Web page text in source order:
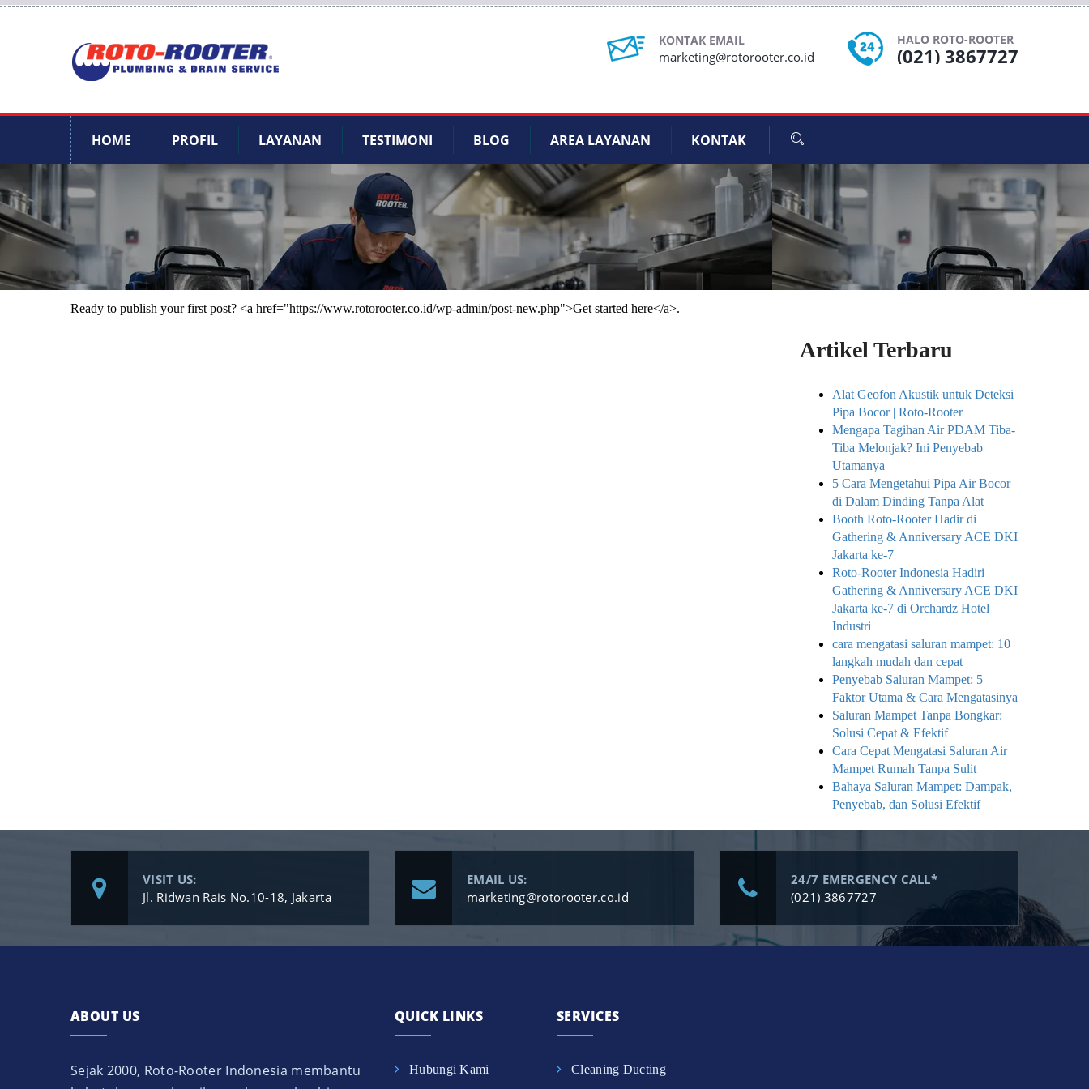
KONTAK EMAIL
marketing@rotorooter.co.id
HALO ROTO-ROOTER
(021) 3867727
HOME PROFIL LAYANAN TESTIMONI BLOG AREA LAYANAN KONTAK
Ready to publish your first post? <a href="https://www.rotorooter.co.id/wp-admin/post-new.php">Get started here</a>.
Artikel Terbaru
Alat Geofon Akustik untuk Deteksi
Pipa Bocor | Roto-Rooter
Mengapa Tagihan Air PDAM Tiba-
Tiba Melonjak? Ini Penyebab
Utamanya
5 Cara Mengetahui Pipa Air Bocor
di Dalam Dinding Tanpa Alat
Booth Roto-Rooter Hadir di
Gathering & Anniversary ACE DKI
Jakarta ke-7
Roto-Rooter Indonesia Hadiri
Gathering & Anniversary ACE DKI
Jakarta ke-7 di Orchardz Hotel
Industri
cara mengatasi saluran mampet: 10
langkah mudah dan cepat
Penyebab Saluran Mampet: 5
Faktor Utama & Cara Mengatasinya
Saluran Mampet Tanpa Bongkar:
Solusi Cepat & Efektif
Cara Cepat Mengatasi Saluran Air
Mampet Rumah Tanpa Sulit
Bahaya Saluran Mampet: Dampak,
Penyebab, dan Solusi Efektif
VISIT US:
Jl. Ridwan Rais No.10-18, Jakarta
EMAIL US:
marketing@rotorooter.co.id
24/7 EMERGENCY CALL*
(021) 3867727
ABOUT US
Sejak 2000, Roto-Rooter Indonesia membantu
QUICK LINKS
Hubungi Kami
SERVICES
Cleaning Ducting